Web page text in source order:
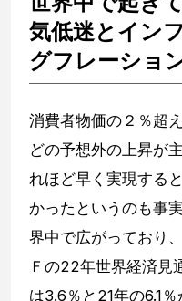
気低迷とイン
グフレーショ
消費者物価の２％超
どの予想外の上昇が
れほど早く実現する
かったというのも事
界中で広がっており
Ｆの22年世界経済見
は3.6％と21年の6.1